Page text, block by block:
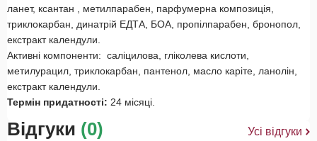
ланет, ксантан , метилпарабен, парфумерна композиція,
триклокарбан, динатрій ЕДТА, БОА, пропілпарабен, бронопол,
екстракт календули.
Активні компоненти: саліцилова, гліколева кислоти,
метилурацил, триклокарбан, пантенол, масло каріте, ланолін,
екстракт календули.
Термін придатності: 24 місяці.
Відгуки (0) Усі відгуки